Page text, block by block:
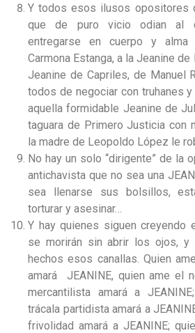
Y todos esos ilusos opositores
que de puro vicio odian al
entregarse en cuerpo y
Carmona Estanga, a la Jeanine
Jeanine de Capriles, de Manuel
todos de negociar con truhanes
aquella formidable Jeanine de
taguara de Primero Justicia con
la madre de Leopoldo López le
No hay un solo “dirigente” de la
antichavista que no sea una
sea llenarse sus bolsillos,
torturar y asesinar…
Y hay quienes siguen creyendo
se morirán sin abrir los ojos, y
hechos esos canallas. Quien
amará JEANINE, quien ame el
mercantilista amará a
trácala partidista amará a
frivolidad amará a JEANINE;